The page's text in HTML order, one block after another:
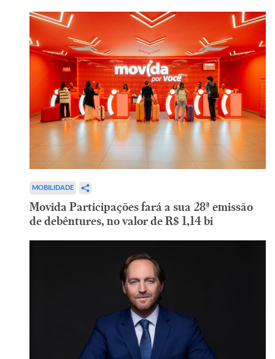
MOBILIDADE
Movida Participações fará a sua 28ª emissão
de debêntures, no valor de R$ 1,14 bi